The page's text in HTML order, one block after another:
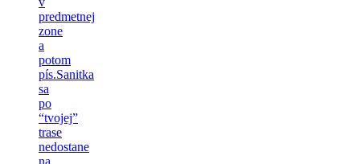
predmetnej
zone
a
potom
pís.Sanitka
sa
po
“tvojej”
trase
nedostane
na